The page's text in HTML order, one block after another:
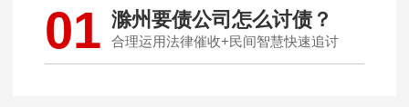
01 滁州要债公司怎么讨债？
合理运用法律催收+民间智慧快速追讨